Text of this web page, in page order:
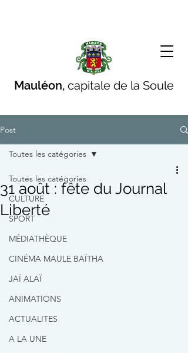
Mauléon, capitale de la Soule
Post
Toutes les catégories
CULTURE
SPORT
MÉDIATHÈQUE
CINÉMA MAULE BAÏTHA
JAÏ ALAÏ
ANIMATIONS
ACTUALITES
A LA UNE
Toutes les catégories
31 août : fête du Journal
Liberté